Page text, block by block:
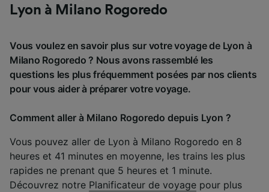
Lyon à Milano Rogoredo
Vous voulez en savoir plus sur votre voyage de Lyon à
Milano Rogoredo ? Nous avons rassemblé les
questions les plus fréquemment posées par nos clients
pour vous aider à préparer votre voyage.
Comment aller à Milano Rogoredo depuis Lyon ?
Vous pouvez aller de Lyon à Milano Rogoredo en 8
heures et 41 minutes en moyenne, les trains les plus
rapides ne prenant que 5 heures et 1 minute.
Découvrez notre Planificateur de voyage pour plus